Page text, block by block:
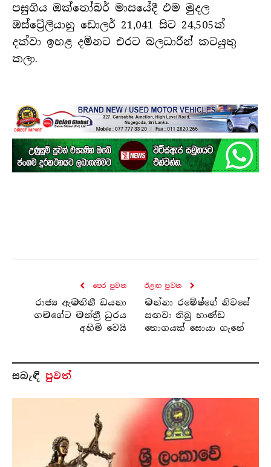
පසුගිය ඔක්තෝබර් මාසයේදී එම මුදල
ඔස්ට්‍රේලියානු ඩොලර් 21,041 සිට 24,505ක්
දක්වා ඉහළ දමිනට එරට බලධාරීන් කටයුතු
කලා.
පෙර පුව​ත
රාජ්‍ය ඇමතිනී ඩයනා
ගමගේට මන්ත්‍රී ධුරය
අහිමි වෙයි
ඊළඟ පුව​ත
මන්නා රමේෂ්ගේ නිවසේ
සඟවා තිබු භාණ්ඩ
තොගයක් සොයා ගැනේ
සබැ​ඳි පුවත්